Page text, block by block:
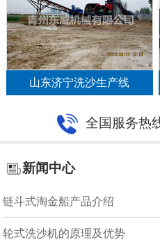
山东济宁洗沙生产线
全国服务热
新闻中心
链斗式淘金船产品介绍
轮式洗沙机的原理及优势